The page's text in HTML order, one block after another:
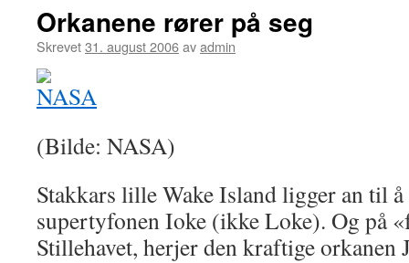
Orkanene rører på seg
Skrevet31. august 2006avadmin
(Bilde: NASA)
Stakkars lille Wake Island ligger an til
supertyfonen Ioke (ikke Loke). Og på
Stillehavet, herjer den kraftige orkanen